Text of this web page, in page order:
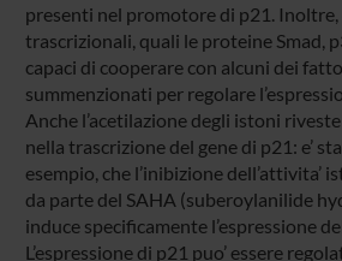
presenti nel promotore di p21.
trascrizionali, quali le proteine Smad,
capaci di cooperare con alcuni dei
summenzionati per regolare
Anche l’acetilazione degli istoni
nella trascrizione del gene di p21: e’
esempio, che l’inibizione dell’attivita’
da parte del SAHA (suberoylanilide
induce specificamente l’espressione
L’espressione di p21 puo’ essere